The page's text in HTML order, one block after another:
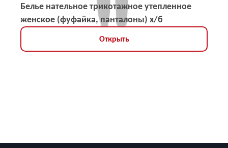
Белье нательное трикотажное утепленное
женское (фуфайка, панталоны) х/б
Открыть